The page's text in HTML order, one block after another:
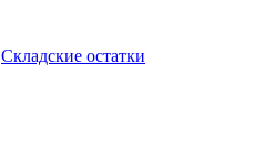
Складские остатки